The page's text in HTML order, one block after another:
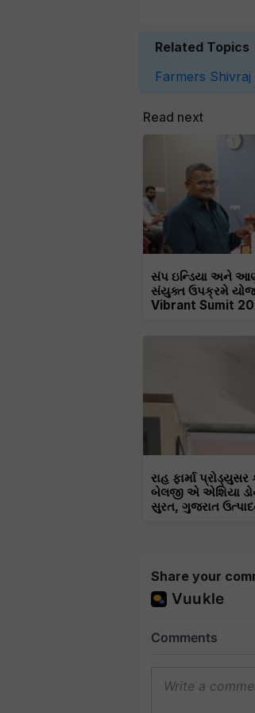
Related Topics
Farmers Shivraj
Read next
સંપ ઇન્ડિયા અને આણંદ
સંયુક્ત ઉપક્રમે યોજાઈ Manthan
Vibrant Sumit
રાહ ફાર્મા
બેલજી એ એશિયા
સુરત, ગુજરાત
Share your